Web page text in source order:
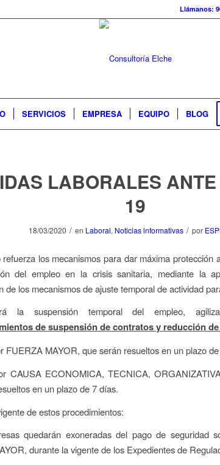
Llámanos:
SERVICIOS EMPRESA EQUIPO BLOG
LABORALES
19
18/03/2020 / en Laboral, Noticias informativas / por
los mecanismos para dar máxima protección
del empleo en la crisis sanitaria, mediante la
de los mecanismos de ajuste temporal de actividad
la suspensión temporal del empleo,
de suspensión de contratos y reducción
FUERZA MAYOR, que serán resueltos en un plazo
CAUSA ECONOMICA, TECNICA,
en un plazo de 7 días.
de estos procedimientos:
quedarán exoneradas del pago de seguridad
durante la vigente de los Expedientes de